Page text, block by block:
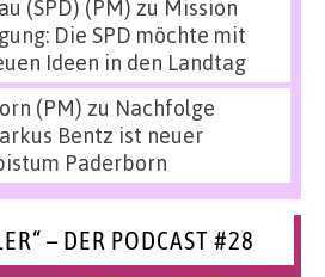
(SPD) (PM) zu Mission
Die SPD möchte mit
Ideen in den Landtag
(PM) zu Nachfolge
Bentz ist neuer
Paderborn
– DER PODCAST #28